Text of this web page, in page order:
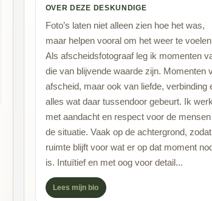
OVER DEZE DESKUNDIGE
Foto’s laten niet alleen zien hoe het was,
maar helpen vooral om het weer te
Als afscheidsfotograaf leg ik momenten
die van blijvende waarde zijn. Momenten
afscheid, maar ook van liefde, verbinding
alles wat daar tussendoor gebeurt. Ik
met aandacht en respect voor de
de situatie. Vaak op de achtergrond,
ruimte blijft voor wat er op dat moment
is. Intuïtief en met oog voor detail...
Lees mijn bio